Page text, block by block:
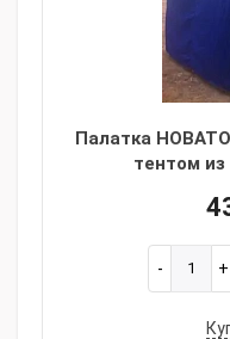
Палатка
тентом из